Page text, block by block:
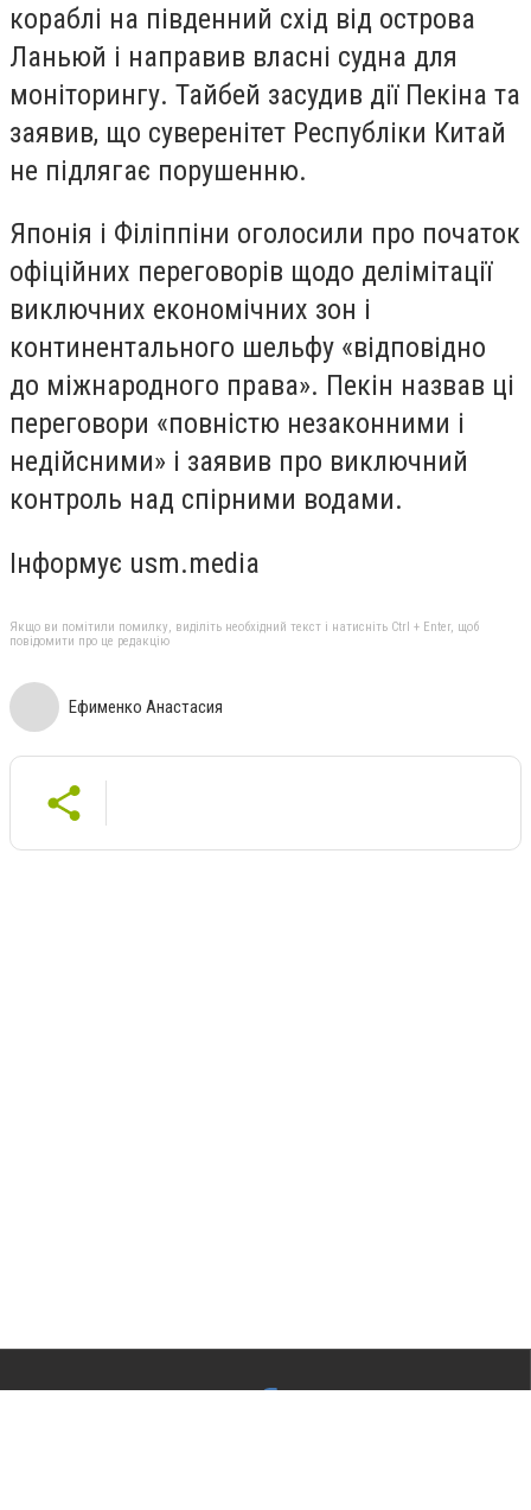
кораблі на південний схід від острова
Ланьюй і направив власні судна для
моніторингу. Тайбей засудив дії Пекіна та
заявив, що суверенітет Республіки Китай
не підлягає порушенню.
Японія і Філіппіни оголосили про початок
офіційних переговорів щодо делімітації
виключних економічних зон і
континентального шельфу «відповідно
до міжнародного права». Пекін назвав ці
переговори «повністю незаконними і
недійсними» і заявив про виключний
контроль над спірними водами.
Інформує usm.media
Якщо ви помітили помилку, виділіть необхідний текст і натисніть Ctrl + Enter, щоб
повідомити про це редакцію
Ефименко Анастасия